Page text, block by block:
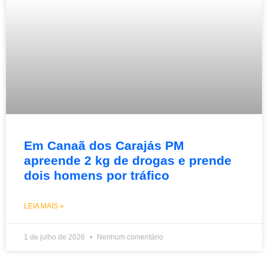
Em Canaã dos Carajás PM
apreende 2 kg de drogas e prende
dois homens por tráfico
LEIA MAIS »
1 de julho de 2026 Nenhum comentário